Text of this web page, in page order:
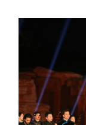
台湾
文化
访谈
法律